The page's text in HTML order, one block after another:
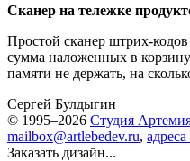
Сканер на тележке
Простой сканер штрих-
сумма наложенных в
памяти не держать, на
Сергей Булдыгин
© 1995–2026 Студия
mailbox@artlebedev.ru,
Заказать дизайн...